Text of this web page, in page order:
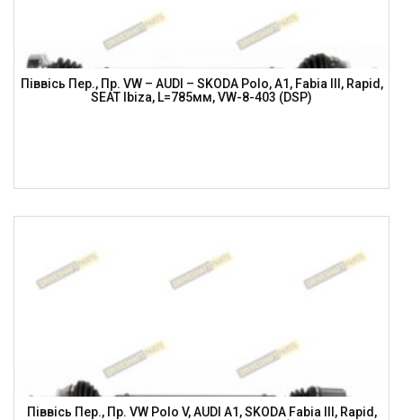
Піввісь Пер., Пр. VW – AUDI – SKODA Polo, A1, Fabia III, Rapid,
SEAT Ibiza, L=785мм, VW-8-403 (DSP)
Піввісь Пер., Пр. VW Polo V, AUDI A1, SKODA Fabia III, Rapid,